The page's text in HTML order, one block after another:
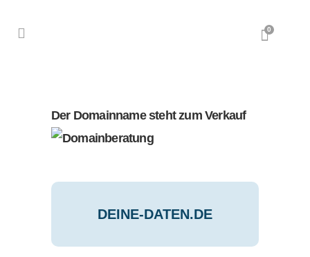
0
Der Domainname steht zum Verkauf
DEINE-DATEN.DE